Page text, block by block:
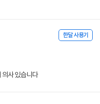
한달 사용기
의사 있습니다